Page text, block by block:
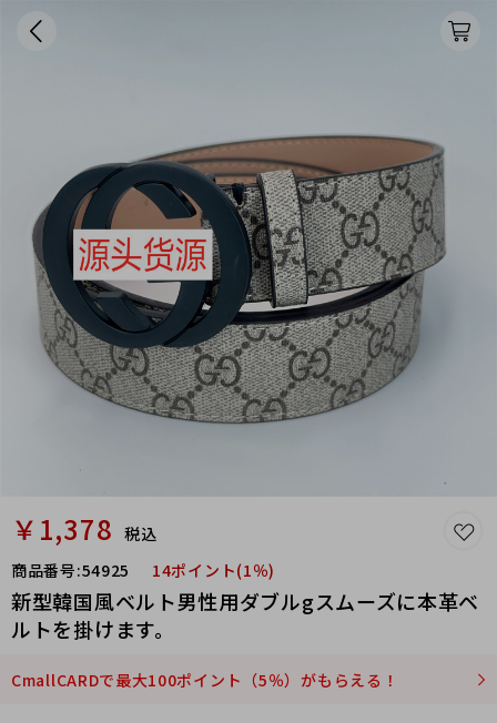
￥1,378 税込
商品番号:54925 14ポイント(1％)
新型韓国風ベルト男性用ダブルgスムーズに本革ベ
ルトを掛けます。
CmallCARDで最大100ポイント（5％）がもらえる！